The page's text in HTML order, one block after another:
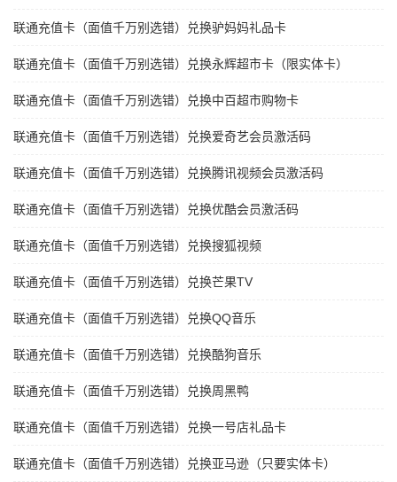
联通充值卡（面值千万别选错）兑换驴妈妈礼品卡
联通充值卡（面值千万别选错）兑换永辉超市卡（限实体卡）
联通充值卡（面值千万别选错）兑换中百超市购物卡
联通充值卡（面值千万别选错）兑换爱奇艺会员激活码
联通充值卡（面值千万别选错）兑换腾讯视频会员激活码
联通充值卡（面值千万别选错）兑换优酷会员激活码
联通充值卡（面值千万别选错）兑换搜狐视频
联通充值卡（面值千万别选错）兑换芒果TV
联通充值卡（面值千万别选错）兑换QQ音乐
联通充值卡（面值千万别选错）兑换酷狗音乐
联通充值卡（面值千万别选错）兑换周黑鸭
联通充值卡（面值千万别选错）兑换一号店礼品卡
联通充值卡（面值千万别选错）兑换亚马逊（只要实体卡）